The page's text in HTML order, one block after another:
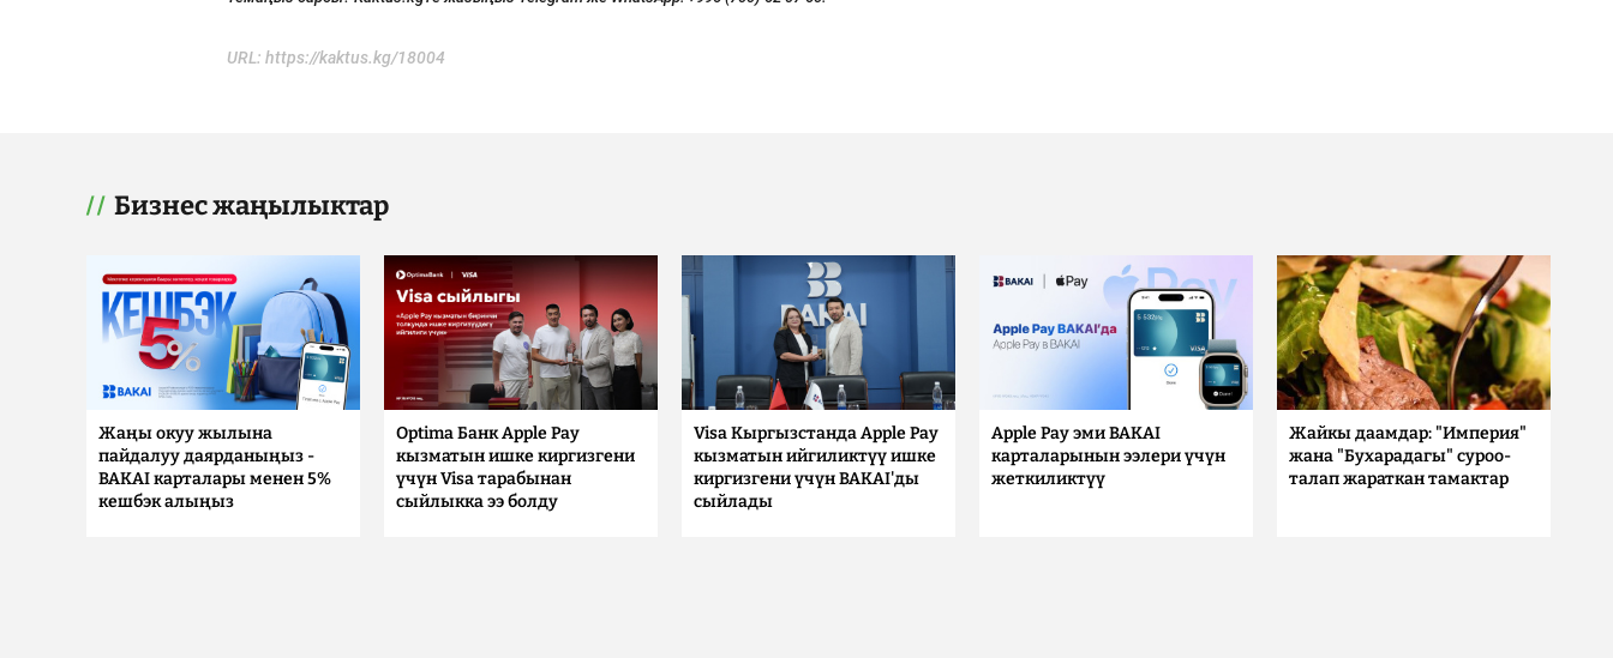
URL: https://kaktus.kg/18004
Бизнес жаңылыктар
Жаңы окуу жылына
пайдалуу даярданыңыз -
BAKAI карталары менен 5%
кешбэк алыңыз
Optima Банк Apple Pay
кызматын ишке киргизгени
үчүн Visa тарабынан
сыйлыкка ээ болду
Visa Кыргызстанда Apple Pay
кызматын ийгиликтүү ишке
киргизгени үчүн BAKAI'ды
сыйлады
Apple Pay эми BAKAI
карталарынын ээлери үчүн
жеткиликтүү
Жайкы даамдар: "Империя"
жана "Бухарадагы" суроо-
талап жараткан тамактар